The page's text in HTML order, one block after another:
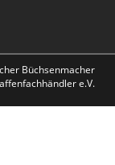
Büchsenmacher
e.V.